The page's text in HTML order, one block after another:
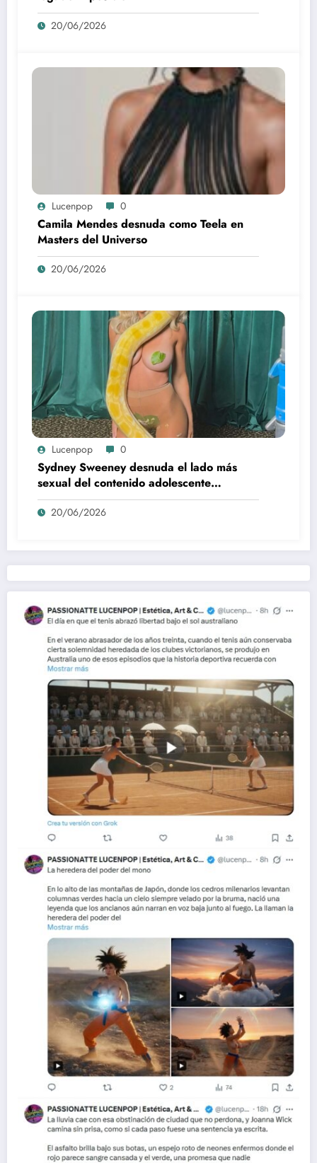
20/06/2026
Lucenpop 0
Camila Mendes desnuda como Teela en
Masters del Universo
20/06/2026
Lucenpop 0
Sydney Sweeney desnuda el lado más
sexual del contenido adolescente
(Euphoria, 2026)
20/06/2026